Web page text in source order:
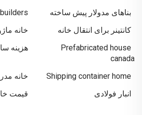
بناهای مدولار پیش ساخته
کانتینر برای انتقال خانه
خانه
Prefabricated house
canada
هزینه
Shipping container home
خانه
انبار فولادی
قیمت